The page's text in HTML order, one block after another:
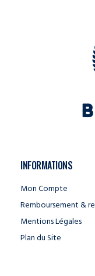
INFORMATIONS
Mon Compte
Remboursement &
Mentions Légales
Plan du Site